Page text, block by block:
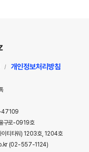
/ 개인정보처리방침
구로-0919호
이티타워) 1203호, 1204호
(02-557-1124)